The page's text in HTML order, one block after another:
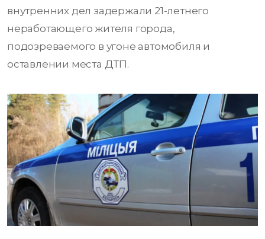
внутренних дел задержали 21-летнего
неработающего жителя города,
подозреваемого в угоне автомобиля и
оставлении места ДТП.